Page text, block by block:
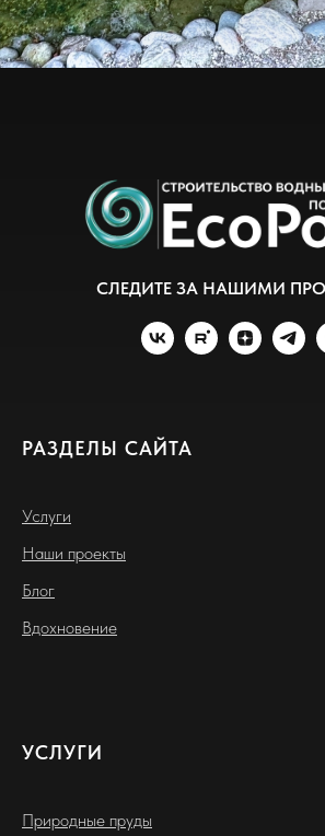
СЛЕДИТЕ ЗА НАШИМИ
РАЗДЕЛЫ САЙТА
Услуги
Наши проекты
Блог
Вдохновение
УСЛУГИ
Природные пруды